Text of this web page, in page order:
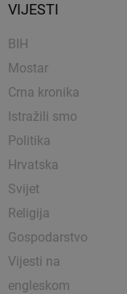
VIJESTI
BIH
Mostar
Crna kronika
Istražili smo
Politika
Hrvatska
Svijet
Religija
Gospodarstvo
Vijesti na
engleskom